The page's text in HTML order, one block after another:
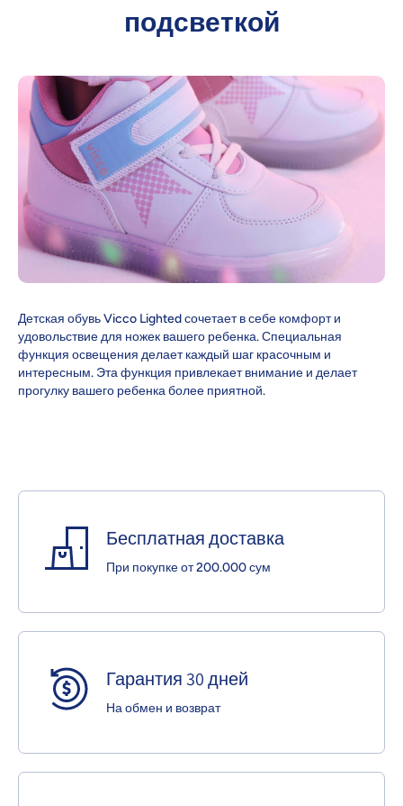
подсветкой
Детская обувь Vicco Lighted сочетает в себе комфорт и
удовольствие для ножек вашего ребенка. Специальная
функция освещения делает каждый шаг красочным и
интересным. Эта функция привлекает внимание и делает
прогулку вашего ребенка более приятной.
Бесплатная доставка
При покупке от 200.000 сум
Гарантия 30 дней
На обмен и возврат